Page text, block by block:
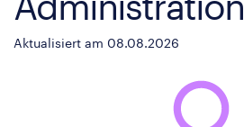
Aktualisiert am 08.08.2026